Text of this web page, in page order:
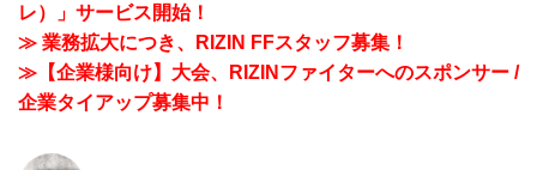
レ）」サービス開始！
≫ 業務拡大につき、RIZIN FFスタッフ募集！
≫【企業様向け】大会、RIZINファイターへのスポンサー /
企業タイアップ募集中！